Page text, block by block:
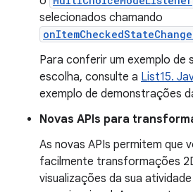
selecionados chamando
Para conferir um exemplo de
escolha, consulte a List15.
exemplo de demonstrações
Novas APIs para
As novas APIs permitem que
facilmente transformações
visualizações da sua